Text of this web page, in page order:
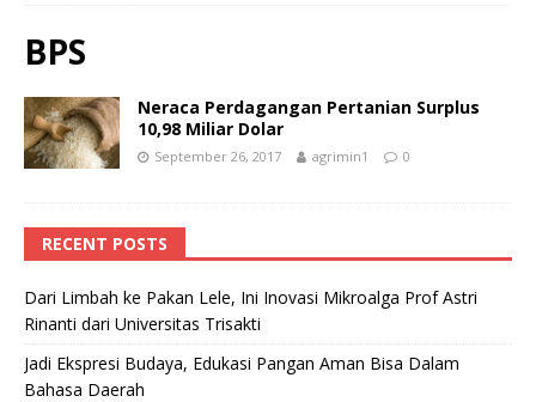
BPS
Neraca Perdagangan Pertanian Surplus
10,98 Miliar Dolar
September 26, 2017 agrimin1 0
RECENT POSTS
Dari Limbah ke Pakan Lele, Ini Inovasi Mikroalga Prof Astri
Rinanti dari Universitas Trisakti
Jadi Ekspresi Budaya, Edukasi Pangan Aman Bisa Dalam
Bahasa Daerah